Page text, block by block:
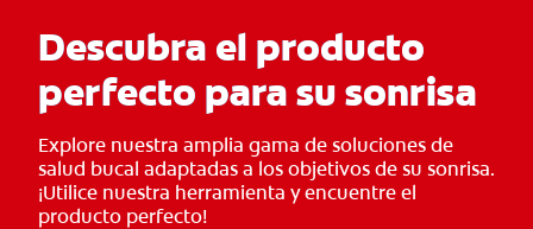
Descubra el producto
perfecto para su sonrisa
Explore nuestra amplia gama de soluciones de
salud bucal adaptadas a los objetivos de su sonrisa.
¡Utilice nuestra herramienta y encuentre el
producto perfecto!